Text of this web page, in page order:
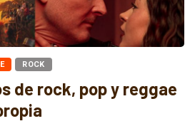
ROCK
de rock, pop y reggae